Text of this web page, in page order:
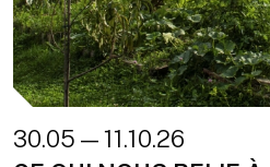
30.05 — 11.10.26